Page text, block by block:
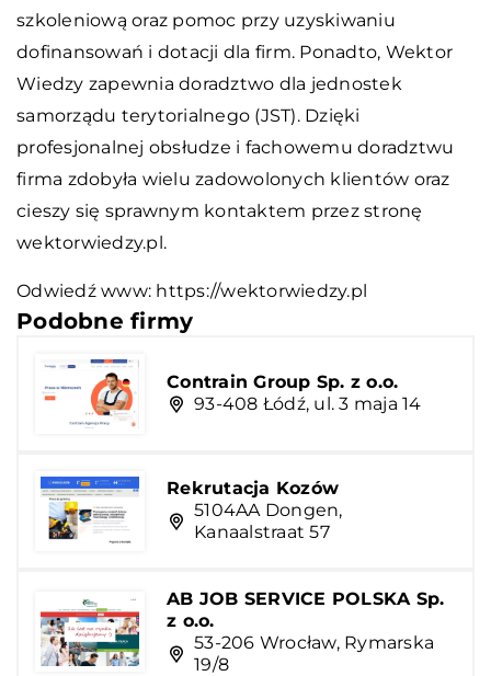
szkoleniową oraz pomoc przy uzyskiwaniu
dofinansowań i dotacji dla firm. Ponadto, Wektor
Wiedzy zapewnia doradztwo dla jednostek
samorządu terytorialnego (JST). Dzięki
profesjonalnej obsłudze i fachowemu doradztwu
firma zdobyła wielu zadowolonych klientów oraz
cieszy się sprawnym kontaktem przez stronę
wektorwiedzy.pl.
Odwiedź www: https://wektorwiedzy.pl
Podobne firmy
Contrain Group Sp. z o.o.
93-408 Łódź, ul. 3 maja 14
Rekrutacja Kozów
5104AA Dongen,
Kanaalstraat 57
AB JOB SERVICE POLSKA Sp.
z o.o.
53-206 Wrocław, Rymarska
19/8